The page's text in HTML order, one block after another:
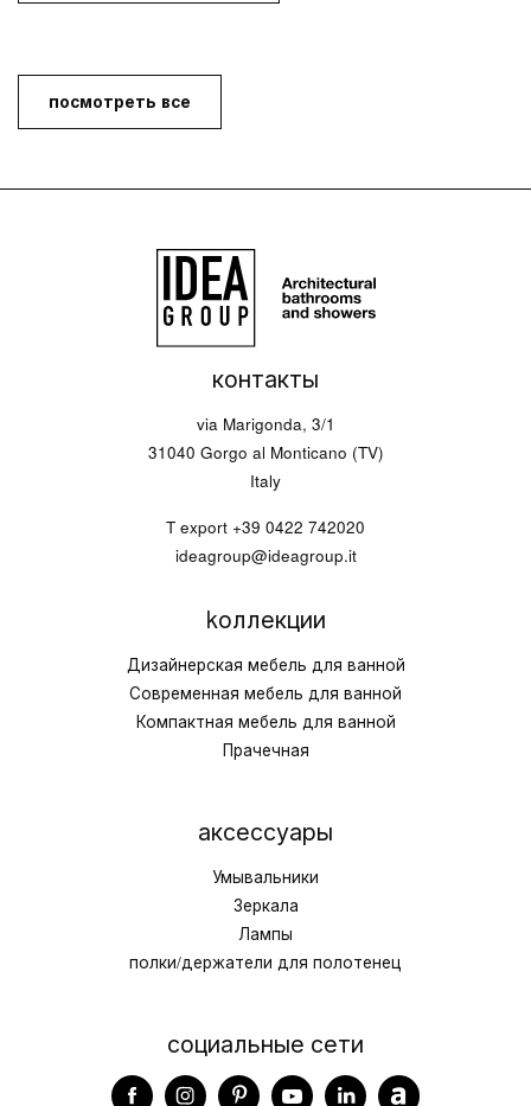
посмотреть все
контакты
via Marigonda, 3/1
31040 Gorgo al Monticano (TV)
Italy
T export +39 0422 742020
ideagroup@ideagroup.it
kоллекции
Дизайнерская мебель для ванной
Современная мебель для ванной
Компактная мебель для ванной
Прачечная
аксессуары
Умывальники
Зеркала
Лампы
полки/держатели для полотенец
социальные сети